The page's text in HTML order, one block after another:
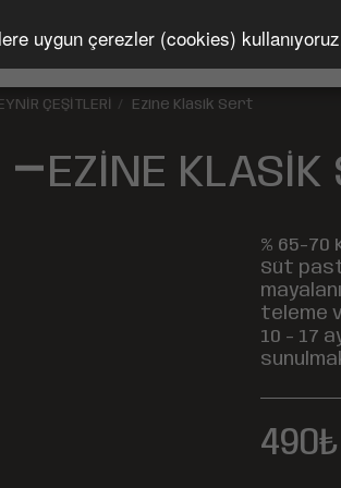
uygun çerezler (cookies)
Hakkında Sözleşmeler
ÇEŞİTLERİ Ezine Klasik Sert
EZINE KLASIK
% 65-70
Süt
teleme
10 - 17
490₺